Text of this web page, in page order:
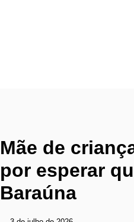
Mãe de
por esperar
Baraúna